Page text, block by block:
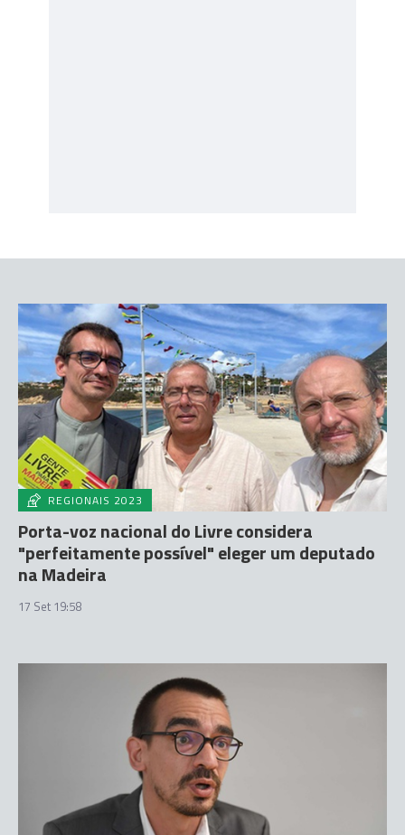
REGIONAIS 2023
Porta-voz nacional do Livre considera
"perfeitamente possível" eleger um deputado
na Madeira
17 Set 19:58